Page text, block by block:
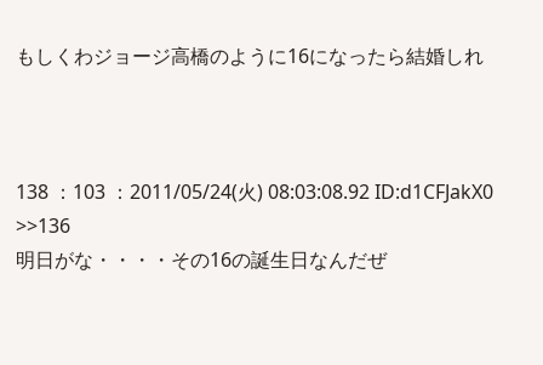
もしくわジョージ高橋のように16になったら結婚しれ
138 ：103 ：2011/05/24(火) 08:03:08.92 ID:d1CFJakX0
>>136
明日がな・・・・その16の誕生日なんだぜ